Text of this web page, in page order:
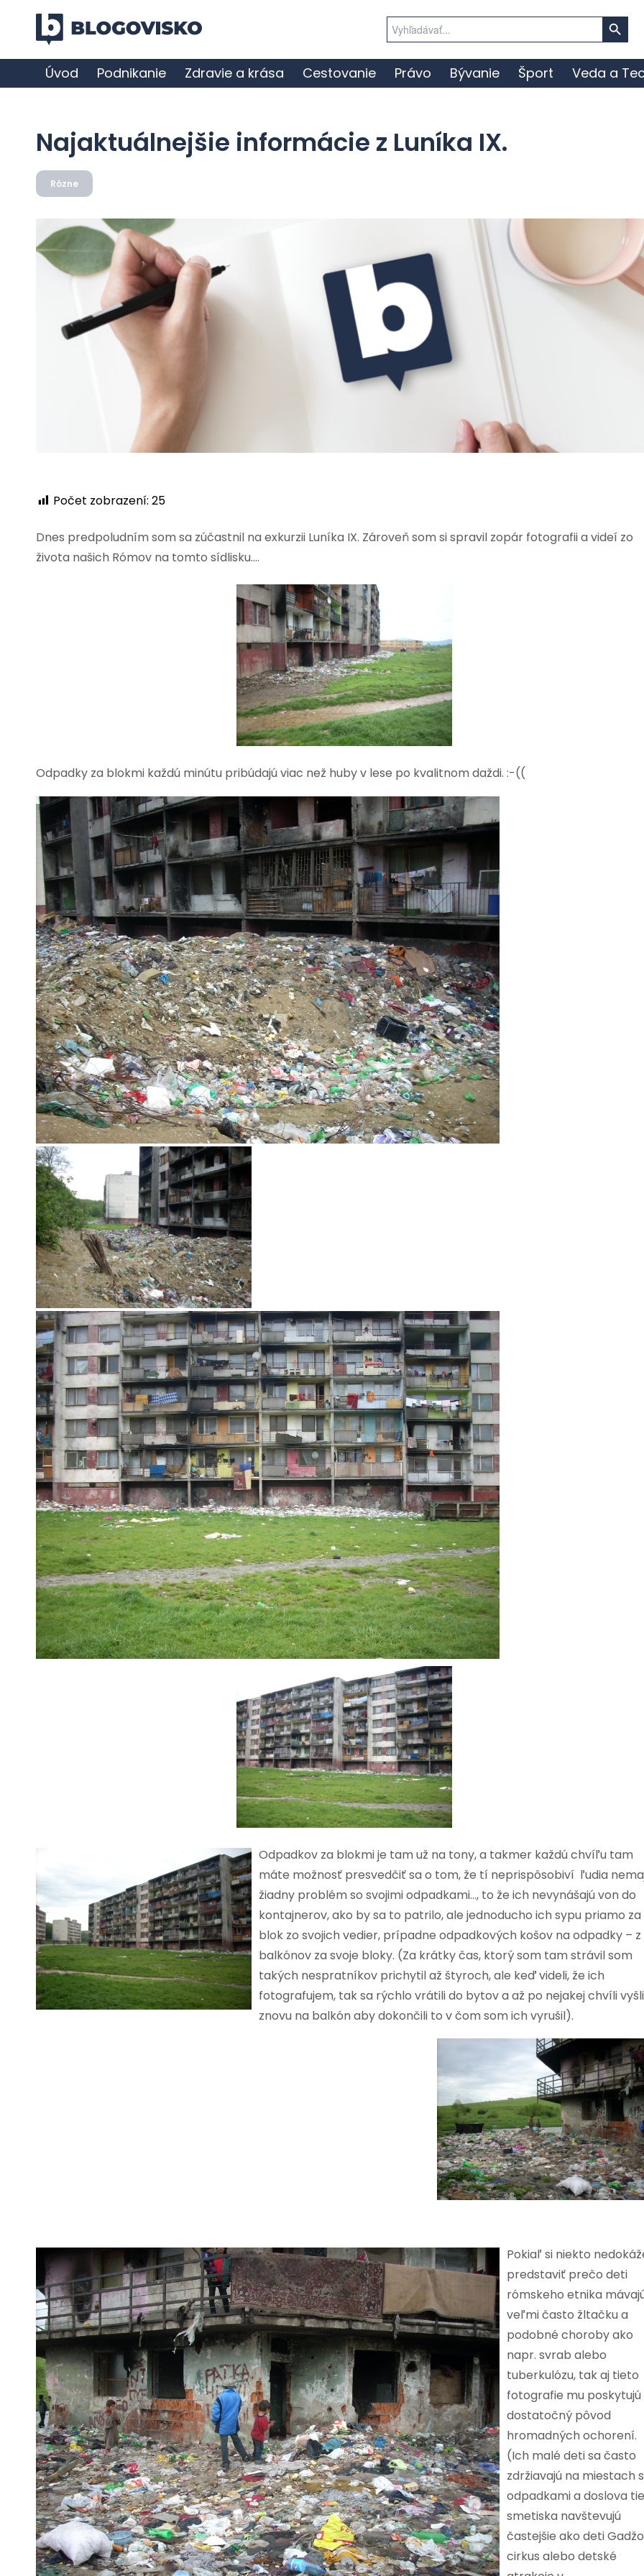
for:
Search Button
Úvod Podnikanie Zdravie a krása Cestovanie Právo Bývanie Šport Veda a
Najaktuálnejšie informácie z Luníka IX.
Rôzne
Počet zobrazení: 25
Dnes predpoludním som sa zúčastnil na exkurzii Luníka IX. Zároveň som si spravil zopár fotografii a videí zo
života našich Rómov na tomto sídlisku….
Odpadky za blokmi každú minútu pribúdajú viac než huby v lese po kvalitnom daždi. :-((
Odpadkov za blokmi je tam už na tony, a takmer každú chvíľu tam
máte možnosť presvedčiť sa o tom, že tí neprispôsobiví ľudia
žiadny problém so svojimi odpadkami…, to že ich nevynášajú von do
kontajnerov, ako by sa to patrilo, ale jednoducho ich sypu priamo za
blok zo svojich vedier, prípadne odpadkových košov na odpadky – z
balkónov za svoje bloky. (Za krátky čas, ktorý som tam strávil som
takých nespratníkov prichytil až štyroch, ale keď videli, že ich
fotografujem, tak sa rýchlo vrátili do bytov a až po nejakej chvíli vyšli
znovu na balkón aby dokončili to v čom som ich vyrušil).
Pokiaľ si niekto
predstaviť prečo deti
rómskeho etnika
veľmi často žltačku a
podobné choroby ako
napr. svrab alebo
tuberkulózu, tak aj tieto
fotografie mu poskytujú
dostatočný pôvod
hromadných ochorení.
(Ich malé deti sa často
zdržiavajú na miestach s
odpadkami a doslova tie
smetiska navštevujú
častejšie ako deti
cirkus alebo detské